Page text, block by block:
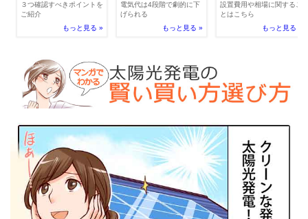
３つ確認すべきポイントを
ご紹介
もっと見る »
電気代は4段階で劇的に下
げられる
もっと見る »
設置費用や相場に関するこ
とはこちら
もっと見る »